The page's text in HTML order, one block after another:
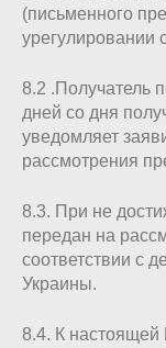
(письменного
урегулировании
8.2 .Получатель
дней со дня
уведомляет
рассмотрения
8.3. При не
передан на
соответствии с
Украины.
8.4. К настоящей